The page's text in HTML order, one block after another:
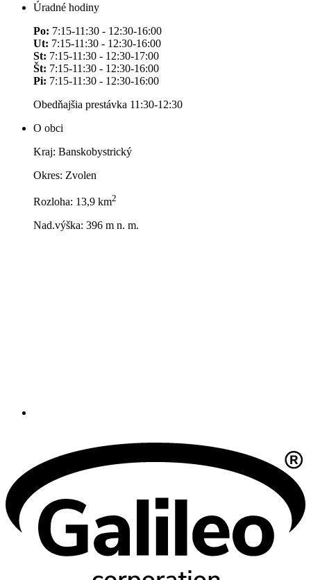
Úradné hodiny
Po: 7:15-11:30 - 12:30-16:00
Ut: 7:15-11:30 - 12:30-16:00
St: 7:15-11:30 - 12:30-17:00
Št: 7:15-11:30 - 12:30-16:00
Pi: 7:15-11:30 - 12:30-16:00
Obedňajšia prestávka 11:30-12:30
O obci
Kraj: Banskobystrický
Okres: Zvolen
Rozloha: 13,9 km2
Nad.výška: 396 m n. m.